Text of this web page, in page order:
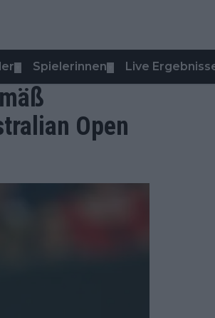
Spielerinnen Live
Open